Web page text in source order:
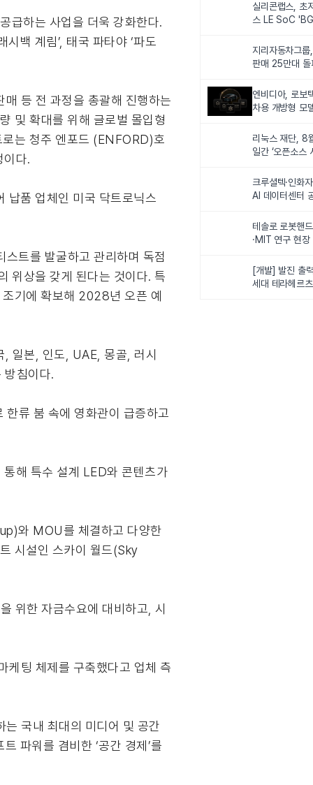
급하는 사업을 더욱 강화한다.
백 계림’, 태국 파타야 ‘파도
등 전 과정을 총괄해 진행하는
및 확대를 위해 글로벌 몰입형
는 청주 엔포드 (ENFORD)호
이다.
납품 업체인 미국 닥트로닉스
트를 발굴하고 관리하며 독점
위상을 갖게 된다는 것이다. 특
기에 확보해 2028년 오픈 예
일본, 인도, UAE, 몽골, 러시
방침이다.
류 붐 속에 영화관이 급증하고
해 특수 설계 LED와 콘텐츠가
와 MOU를 체결하고 다양한
시설인 스카이 월드(Sky
위한 자금수요에 대비하고, 시
케팅 체제를 구축했다고 업체 측
국내 최대의 미디어 및 공간
파워를 겸비한 ‘공간 경제’를
실리콘랩스, 초
스 LE SoC
지리자동차그
판매 25만대 돌
엔비디아, 로보
차용 개방형 모
리눅스 재단, 8
일간 ‘오픈소스
크루셜텍·인화
AI 데이터센터
테솔로 로봇핸
·MIT 연구 현
화
[개발] 발진 출
세대 테라헤르